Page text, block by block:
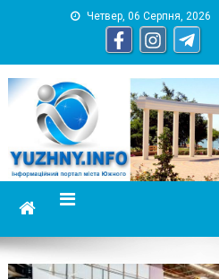
Четвер, 06 Серпня, 2026
информационный портал